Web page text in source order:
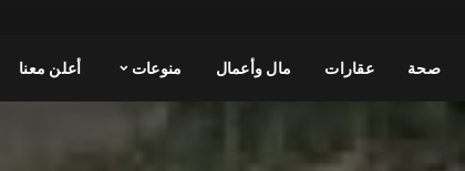
صحة عقارات مال وأعمال منوعات أعلن معنا